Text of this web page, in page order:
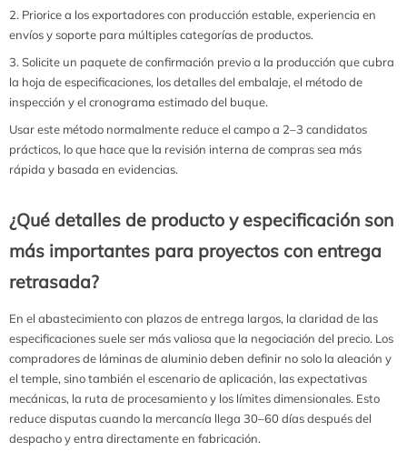
Priorice a los exportadores con producción estable, experiencia en
envíos y soporte para múltiples categorías de productos.
Solicite un paquete de confirmación previo a la producción que cubra
la hoja de especificaciones, los detalles del embalaje, el método de
inspección y el cronograma estimado del buque.
Usar este método normalmente reduce el campo a 2–3 candidatos
prácticos, lo que hace que la revisión interna de compras sea más
rápida y basada en evidencias.
¿Qué detalles de producto y especificación son
más importantes para proyectos con entrega
retrasada?
En el abastecimiento con plazos de entrega largos, la claridad de las
especificaciones suele ser más valiosa que la negociación del precio. Los
compradores de láminas de aluminio deben definir no solo la aleación y
el temple, sino también el escenario de aplicación, las expectativas
mecánicas, la ruta de procesamiento y los límites dimensionales. Esto
reduce disputas cuando la mercancía llega 30–60 días después del
despacho y entra directamente en fabricación.